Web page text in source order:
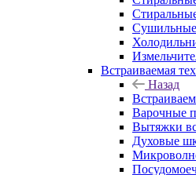
Встраиваемая
Назад
Варочные
Вытяжки
Духовые